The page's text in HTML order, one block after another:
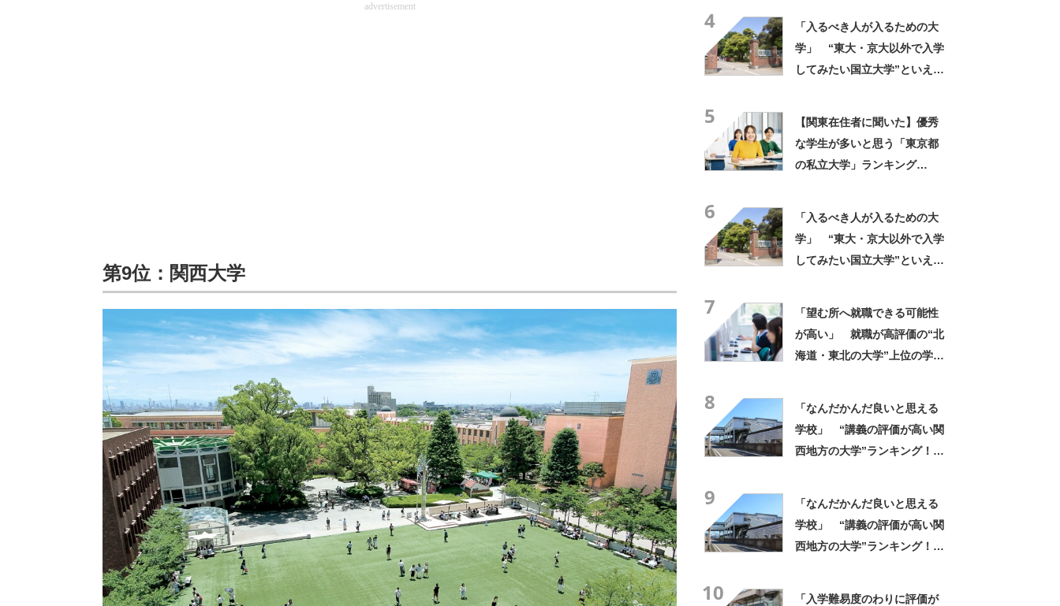
advertisement
第9位：関西大学
4
「入るべき人が入るための大
学」 “東大・京大以外で入学
してみたい国立大学”といえ
5
【関東在住者に聞いた】優秀
な学生が多いと思う「東京都
の私立大学」ランキング
6
「入るべき人が入るための大
学」 “東大・京大以外で入学
してみたい国立大学”といえ
7
「望む所へ就職できる可能性
が高い」 就職が高評価の“北
海道・東北の大学”上位の学校
8
「なんだかんだ良いと思える
学校」 “講義の評価が高い関
西地方の大学”ランキング！
9
「なんだかんだ良いと思える
学校」 “講義の評価が高い関
西地方の大学”ランキング！
10
「入学難易度のわりに評価が